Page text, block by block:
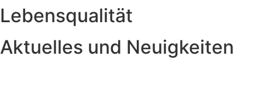
Lebensqualität
Aktuelles und Neuigkeiten